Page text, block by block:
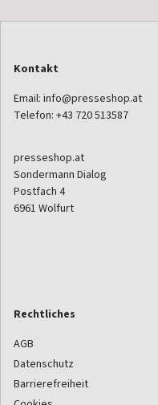
Kontakt
Email: info@presseshop.at
Telefon: +43 720 513587
presseshop.at
Sondermann Dialog
Postfach 4
6961 Wolfurt
Rechtliches
AGB
Datenschutz
Barrierefreiheit